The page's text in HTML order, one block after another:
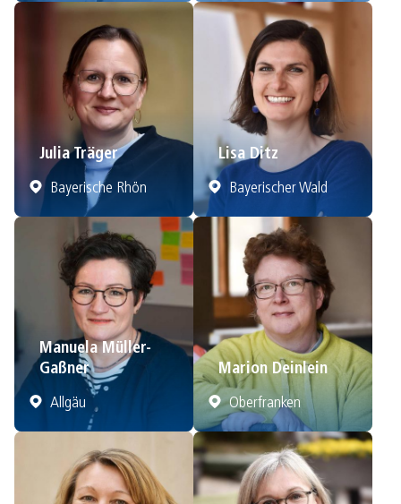
Julia Träger
Bayerische Rhön
Lisa Ditz
Bayerischer Wald
Manuela Müller-
Gaßner
Allgäu
Marion Deinlein
Oberfranken